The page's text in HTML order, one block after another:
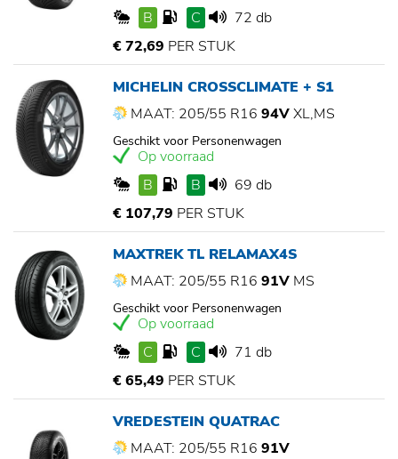
B
C
72 db
€ 72,69 PER STUK
MICHELIN CROSSCLIMATE + S1
MAAT: 205/55 R16 94VXL,MS
Geschikt voor Personenwagen
Op voorraad
B
B
69 db
€ 107,79 PER STUK
MAXTREK TL RELAMAX4S
MAAT: 205/55 R16 91V MS
Geschikt voor Personenwagen
Op voorraad
C
C
71 db
€ 65,49 PER STUK
VREDESTEIN QUATRAC
MAAT: 205/55 R16 91V